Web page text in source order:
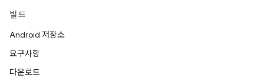
빌드
Android 저장소
요구사항
다운로드